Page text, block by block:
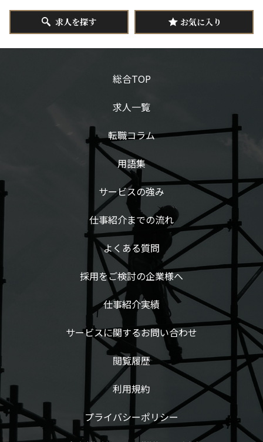
求人を探す お気に入り
総合TOP
求人一覧
転職コラム
用語集
サービスの強み
仕事紹介までの流れ
よくある質問
採用をご検討の企業様へ
仕事紹介実績
サービスに関するお問い合わせ
閲覧履歴
利用規約
プライバシーポリシー